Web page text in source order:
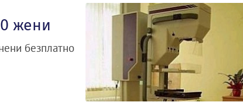
жени
безплатно